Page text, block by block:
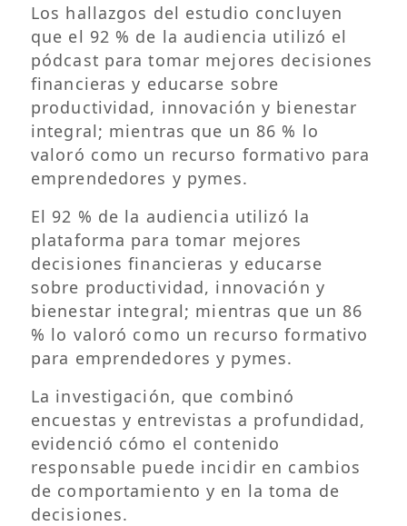
Los hallazgos del estudio concluyen
que el 92 % de la audiencia utilizó el
pódcast para tomar mejores decisiones
financieras y educarse sobre
productividad, innovación y bienestar
integral; mientras que un 86 % lo
valoró como un recurso formativo para
emprendedores y pymes.
El 92 % de la audiencia utilizó la
plataforma para tomar mejores
decisiones financieras y educarse
sobre productividad, innovación y
bienestar integral; mientras que un 86
% lo valoró como un recurso formativo
para emprendedores y pymes.
La investigación, que combinó
encuestas y entrevistas a profundidad,
evidenció cómo el contenido
responsable puede incidir en cambios
de comportamiento y en la toma de
decisiones.